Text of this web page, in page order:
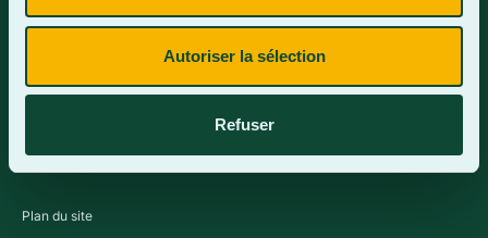
Autoriser la sélection
Refuser
Contactez-nous
Plan du site